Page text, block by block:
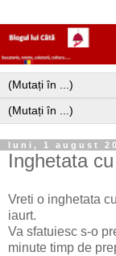
luni, 1 august
Inghetata
Vreti o inghetata
iaurt.
Va sfatuiesc s-o
minute timp de